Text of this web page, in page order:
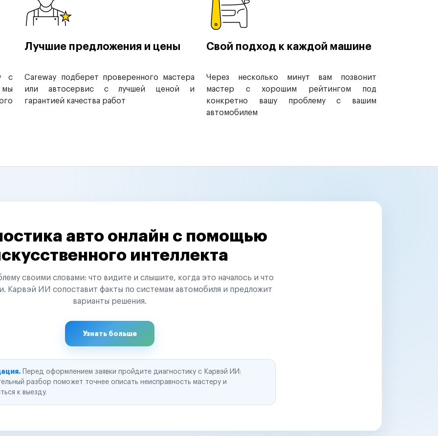
с
мы
Лучшие предложения и цены
Careway подберет проверенного мастера
или автосервис с лучшей ценой и
гарантией качества работ
Свой подход к каждой машине
Через несколько минут вам позвонит
мастер с хорошим рейтингом под
конкретно вашу проблему с вашим
автомобилем
авто онлайн с помощью
интеллекта
своими словами: что видите и слышите, когда это началось и что
Карвэй ИИ сопоставит факты по системам автомобиля и предложит
варианты решения.
Узнать больше
Перед оформлением заявки пройдите диагностику с Карвэй ИИ:
разбор поможет точнее описать неисправность мастеру и
к выезду.